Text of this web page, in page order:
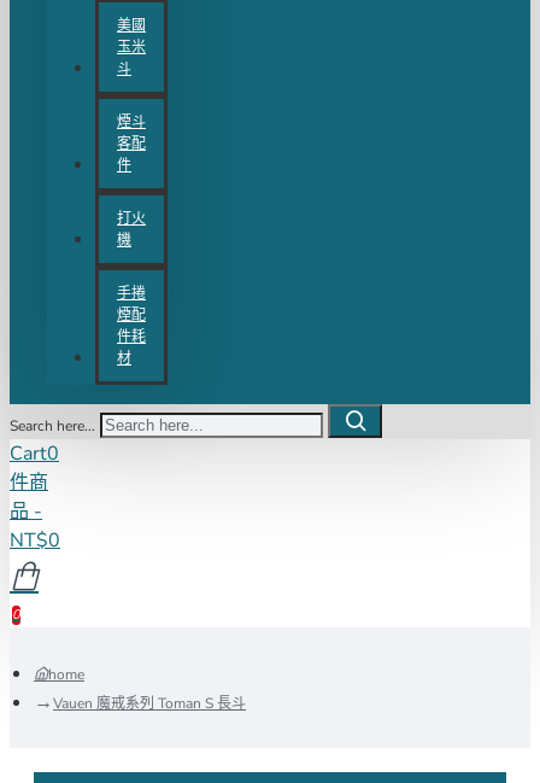
美國
玉米
斗
煙斗
客配
件
打火
機
手捲
煙配
件耗
材
Search here...
Cart0
件商
品 -
NT$0
0
home
Vauen 魔戒系列 Toman S 長斗